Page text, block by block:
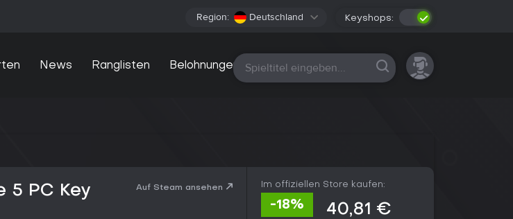
Region: Deutschland Keyshops:
News Ranglisten Belohnungen Alle Plattformen
5 PC Key
Auf Steam ansehen Im offiziellen Store kaufen:
-18% 40,81 €